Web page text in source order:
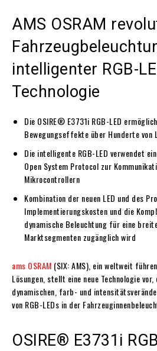
AMS OSRAM
intelligenter RGB-
Technologie
Die OSIRE® E3731i RGB-LED
Bewegungseffekte über Hunderte von
Die intelligente RGB-LED verwendet
Open System Protocol zur
Mikrocontrollern
Kombination der neuen LED und des
Implementierungskosten und die
dynamische Beleuchtung für eine
Marktsegmenten zugänglich wird
ams OSRAM (SIX: AMS), ein weltweit
Lösungen, stellt eine neue Technologie
dynamischen, farb- und
von RGB-LEDs in der
OSIRE® E3731i